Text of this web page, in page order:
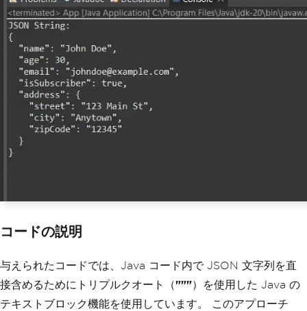
コードの説明
与えられたコードでは、Java コード内で JSON 文字列を直
接含めるためにトリプルクオート（"""）を使用した Java の
テキストブロック機能を使用しています。 このアプローチ